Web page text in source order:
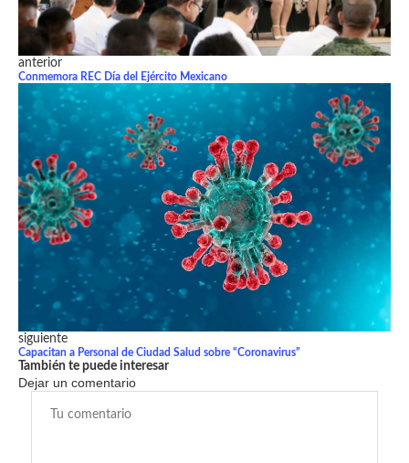
anterior
Conmemora REC Día del Ejército Mexicano
siguiente
Capacitan a Personal de Ciudad Salud sobre “Coronavirus”
También te puede interesar
Dejar un comentario